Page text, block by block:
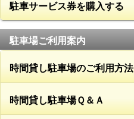
駐車サービス券を購入する
駐車場ご利用案内
時間貸し駐車場のご利用方法
時間貸し駐車場Ｑ＆Ａ